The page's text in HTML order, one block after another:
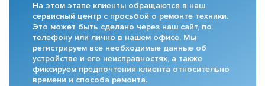
На этом этапе клиенты обращаются в наш
сервисный центр с просьбой о ремонте техники.
Это может быть сделано через наш сайт, по
телефону или лично в нашем офисе. Мы
регистрируем все необходимые данные об
устройстве и его неисправностях, а также
фиксируем предпочтения клиента относительно
времени и способа ремонта.